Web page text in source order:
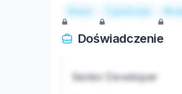
React TypeScript
Doświadczenie
Senior Developer